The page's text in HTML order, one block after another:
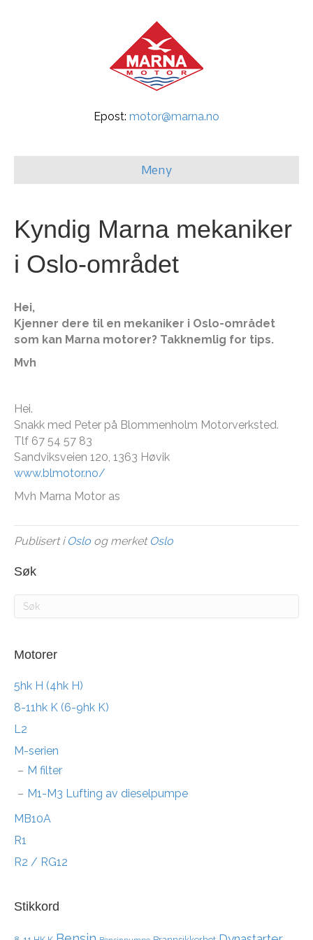
Epost: motor@marna.no
Meny
Kyndig Marna mekaniker
i Oslo-området
Hei,
Kjenner dere til en mekaniker i Oslo-området
som kan Marna motorer? Takknemlig for tips.
Mvh
Hei.
Snakk med Peter på Blommenholm Motorverksted.
Tlf 67 54 57 83
Sandviksveien 120, 1363 Høvik
www.blmotor.no/
Mvh Marna Motor as
Publisert i Oslo og merket Oslo
Søk
Motorer
5hk H (4hk H)
8-11hk K (6-9hk K)
L2
M-serien
M filter
M1-M3 Lufting av dieselpumpe
MB10A
R1
R2 / RG12
Stikkord